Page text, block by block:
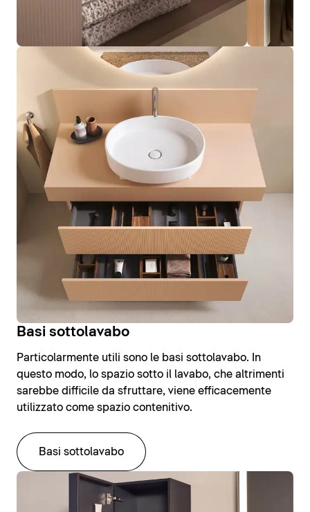
Basi sottolavabo
Particolarmente utili sono le basi sottolavabo. In
questo modo, lo spazio sotto il lavabo, che altrimenti
sarebbe difficile da sfruttare, viene efficacemente
utilizzato come spazio contenitivo.
Basi sottolavabo